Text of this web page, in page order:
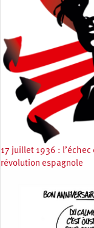
17 juillet 1936 : l’échec
révolution espagnole